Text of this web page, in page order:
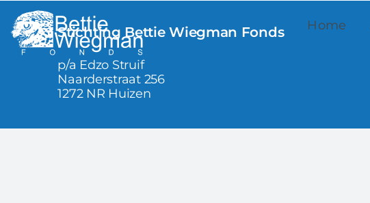
Ga
naar
Home
Stichting Bettie Wiegman Fonds
p/a Edzo Struif
Naarderstraat 256
1272 NR Huizen